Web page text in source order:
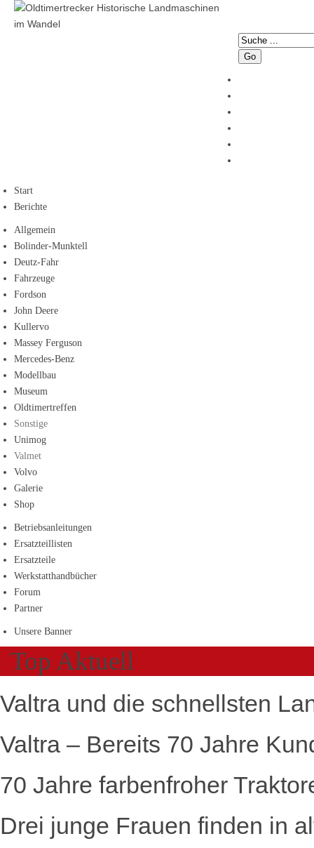
Go
Start
Berichte
Allgemein
Bolinder-Munktell
Deutz-Fahr
Fahrzeuge
Fordson
John Deere
Kullervo
Massey Ferguson
Mercedes-Benz
Modellbau
Museum
Oldtimertreffen
Sonstige
Unimog
Valmet
Volvo
Galerie
Shop
Betriebsanleitungen
Ersatzteillisten
Ersatzteile
Werkstatthandbücher
Forum
Partner
Unsere Banner
Top Aktuell
Valtra und die schnellsten
Valtra – Bereits 70 Jahre
70 Jahre farbenfroher
Drei junge Frauen finden in